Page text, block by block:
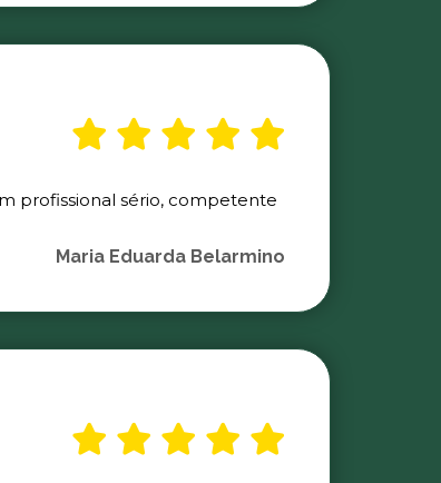
profissional sério, competente
Maria Eduarda Belarmino